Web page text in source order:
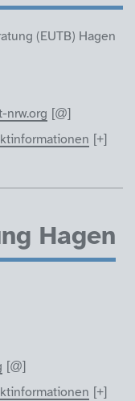
(EUTB) Hagen
nrw.org
Hagen